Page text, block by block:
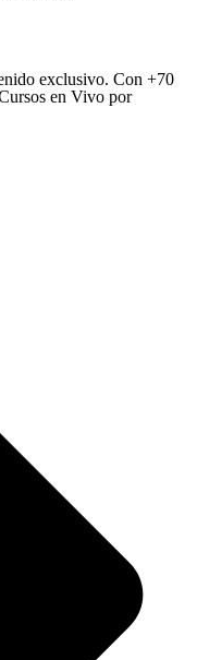
exclusivo. Con +70
en Vivo por